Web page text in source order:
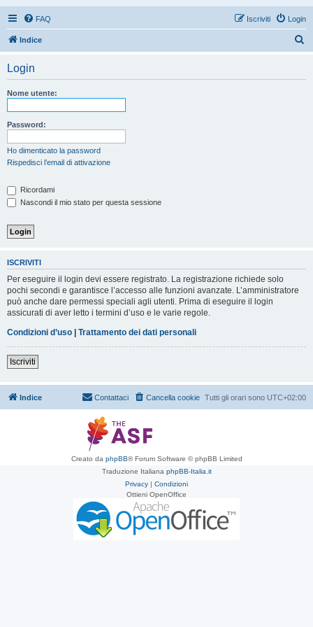
FAQ Login
Iscriviti
Indice
Login
Nome utente:
Password:
Ho dimenticato la password
Rispedisci l’email di attivazione
Ricordami
Nascondi il mio stato per questa sessione
ISCRIVITI
Per eseguire il login devi essere registrato. La registrazione richiede solo
pochi secondi e garantisce l’accesso alle funzioni avanzate. L’amministratore
può anche dare permessi speciali agli utenti. Prima di eseguire il login
assicurati di aver letto i termini d’uso e le varie regole.
Condizioni d’uso | Trattamento dei dati personali
Iscriviti
Indice Tutti gli orari sono UTC+02:00
Cancella cookie
Contattaci
Creato da phpBB® Forum Software © phpBB Limited
Traduzione Italiana phpBB-Italia.it
Privacy | Condizioni
Ottieni OpenOffice